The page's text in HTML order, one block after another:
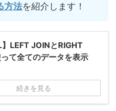
方法を紹介します！
】LEFT JOINとRIGHT
て全てのデータを表示
続きを見る